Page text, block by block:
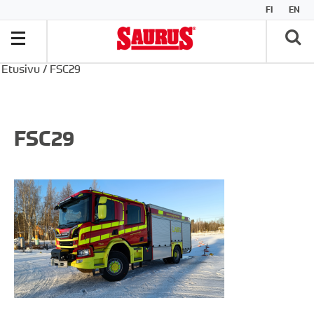
FI EN
Etusivu / FSC29
FSC29